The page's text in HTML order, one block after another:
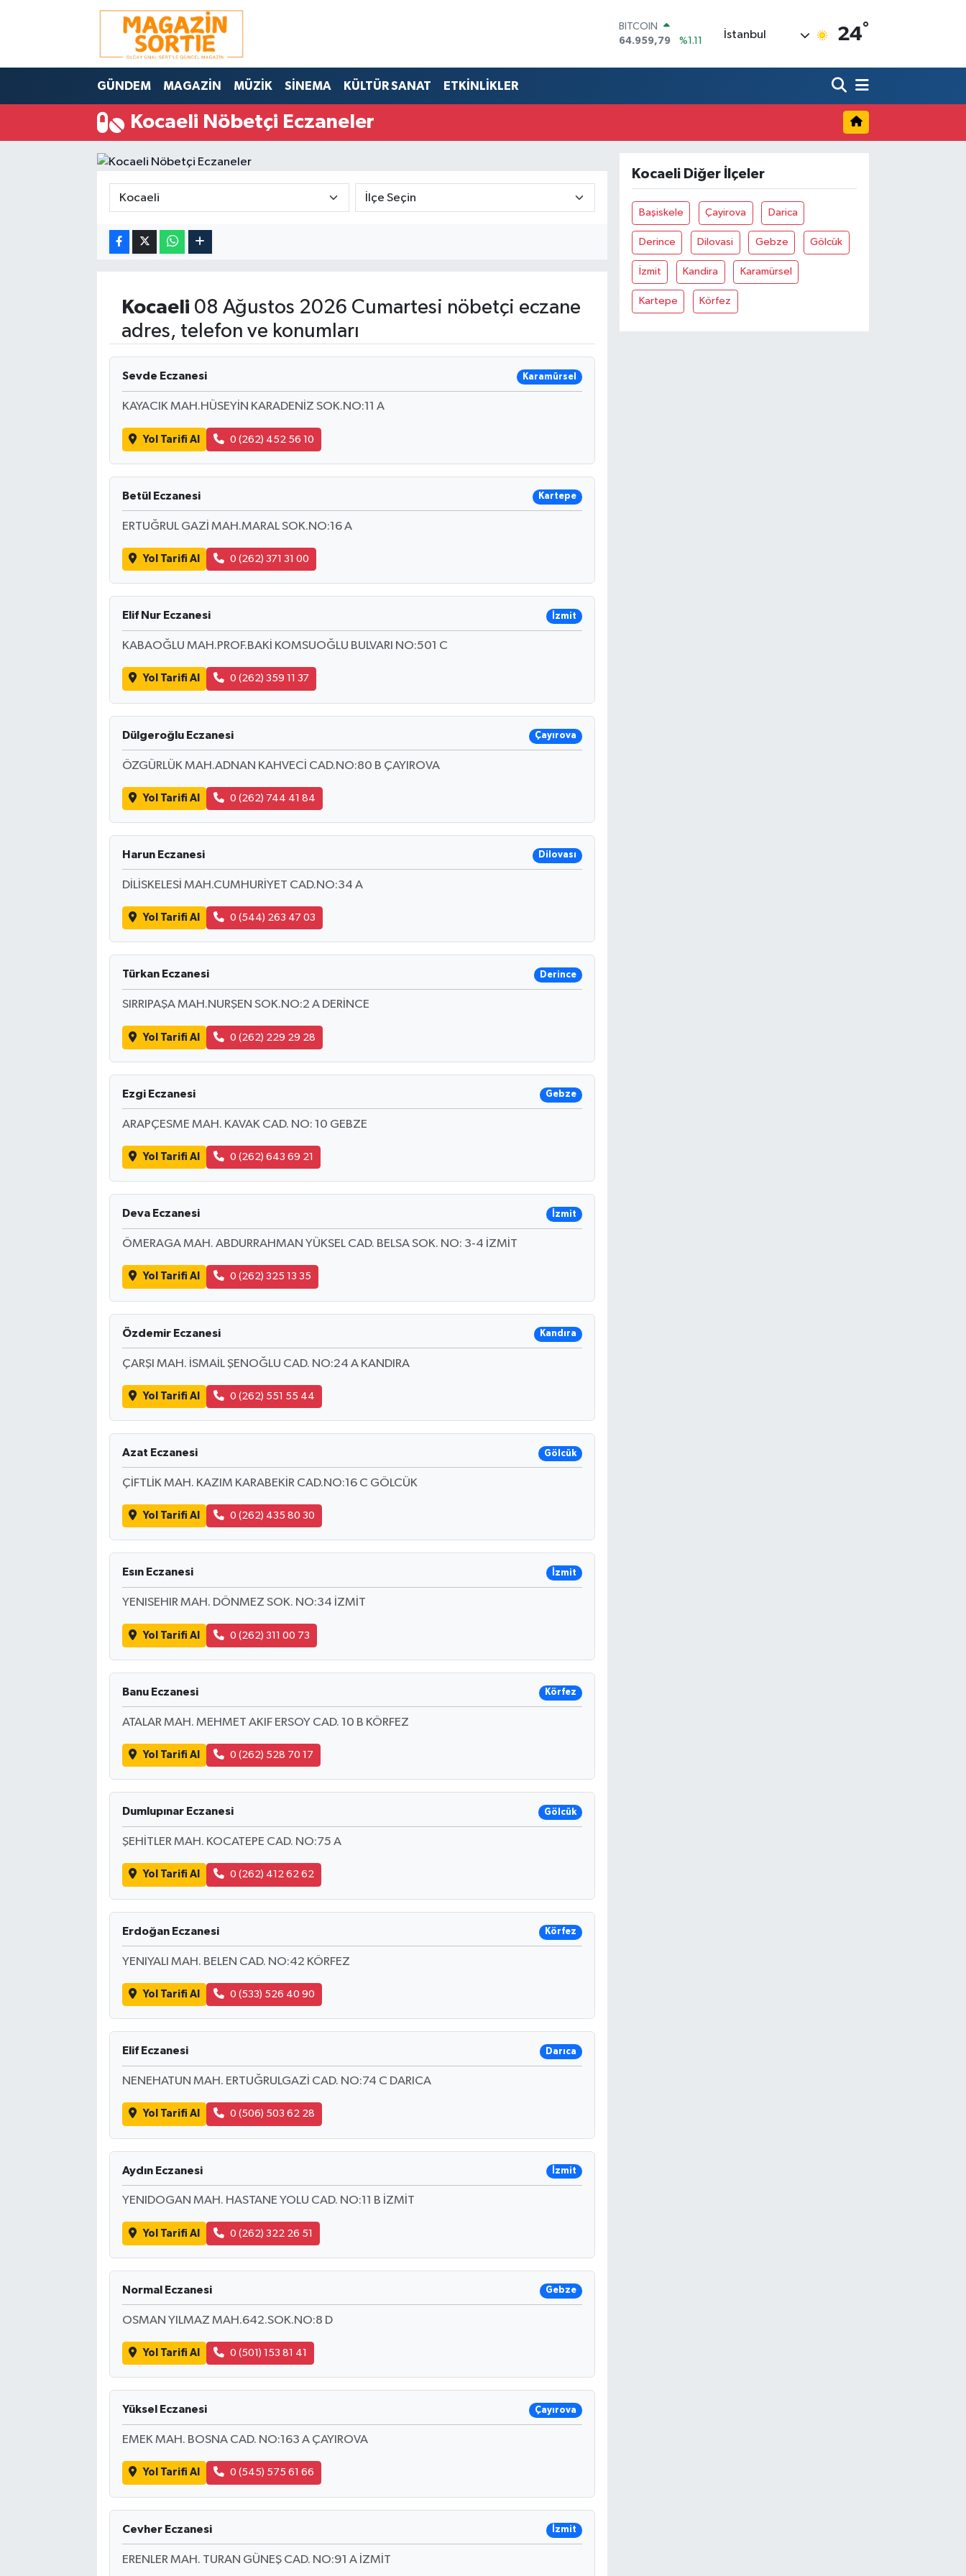
BITCOIN
64.959,79
%1.11
47,7436
%0.18
GRAM ALTIN
BİST100
İstanbul 24°
GÜNDEM MAGAZİN MÜZİK SİNEMA KÜLTÜR SANAT ETKİNLİKLER
Kocaeli Nöbetçi Eczaneler
Kocaeli 08 Ağustos 2026 Cumartesi nöbetçi eczane
adres, telefon ve konumları
Sevde Eczanesi Karamürsel
KAYACIK MAH.HÜSEYİN KARADENİZ SOK.NO:11 A
Yol Tarifi Al 0 (262) 452 56 10
Betül Eczanesi Kartepe
ERTUĞRUL GAZİ MAH.MARAL SOK.NO:16 A
Yol Tarifi Al 0 (262) 371 31 00
Elif Nur Eczanesi İzmit
KABAOĞLU MAH.PROF.BAKİ KOMSUOĞLU BULVARI NO:501 C
Yol Tarifi Al 0 (262) 359 11 37
Dülgeroğlu Eczanesi Çayırova
ÖZGÜRLÜK MAH.ADNAN KAHVECİ CAD.NO:80 B ÇAYIROVA
Yol Tarifi Al 0 (262) 744 41 84
Harun Eczanesi Dilovası
DİLİSKELESİ MAH.CUMHURİYET CAD.NO:34 A
Yol Tarifi Al 0 (544) 263 47 03
Türkan Eczanesi Derince
SIRRIPAŞA MAH.NURŞEN SOK.NO:2 A DERİNCE
Yol Tarifi Al 0 (262) 229 29 28
Ezgi Eczanesi Gebze
ARAPÇESME MAH. KAVAK CAD. NO: 10 GEBZE
Yol Tarifi Al 0 (262) 643 69 21
Deva Eczanesi İzmit
ÖMERAGA MAH. ABDURRAHMAN YÜKSEL CAD. BELSA SOK. NO: 3-4 İZMİT
Yol Tarifi Al 0 (262) 325 13 35
Özdemir Eczanesi Kandıra
ÇARŞI MAH. İSMAİL ŞENOĞLU CAD. NO:24 A KANDIRA
Yol Tarifi Al 0 (262) 551 55 44
Azat Eczanesi Gölcük
ÇİFTLİK MAH. KAZIM KARABEKİR CAD.NO:16 C GÖLCÜK
Yol Tarifi Al 0 (262) 435 80 30
Esın Eczanesi İzmit
YENISEHIR MAH. DÖNMEZ SOK. NO:34 İZMİT
Yol Tarifi Al 0 (262) 311 00 73
Banu Eczanesi Körfez
ATALAR MAH. MEHMET AKIF ERSOY CAD. 10 B KÖRFEZ
Yol Tarifi Al 0 (262) 528 70 17
Dumlupınar Eczanesi Gölcük
ŞEHİTLER MAH. KOCATEPE CAD. NO:75 A
Yol Tarifi Al 0 (262) 412 62 62
Erdoğan Eczanesi Körfez
YENIYALI MAH. BELEN CAD. NO:42 KÖRFEZ
Yol Tarifi Al 0 (533) 526 40 90
Elif Eczanesi Darıca
NENEHATUN MAH. ERTUĞRULGAZİ CAD. NO:74 C DARICA
Yol Tarifi Al 0 (506) 503 62 28
Aydın Eczanesi İzmit
YENIDOGAN MAH. HASTANE YOLU CAD. NO:11 B İZMİT
Yol Tarifi Al 0 (262) 322 26 51
Normal Eczanesi Gebze
OSMAN YILMAZ MAH.642.SOK.NO:8 D
Yol Tarifi Al 0 (501) 153 81 41
Yüksel Eczanesi Çayırova
EMEK MAH. BOSNA CAD. NO:163 A ÇAYIROVA
Yol Tarifi Al 0 (545) 575 61 66
Cevher Eczanesi İzmit
ERENLER MAH. TURAN GÜNEŞ CAD. NO:91 A İZMİT
Kocaeli Diğer İlçeler
Başiskele Çayirova Darica
Derince Dilovasi Gebze Gölcük
İzmit Kandira Karamürsel
Kartepe Körfez
Nöbetçi Eczaneler
Hava Durumu
Trafik Durumu
Süper Lig Puan Durumu ve Fikstür
Tüm Manşetler
Son Dakika Haberleri